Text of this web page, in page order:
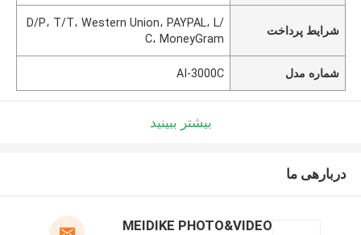
شرایط پرداخت
D/P، T/T، Western Union، PAYPAL، L/
C، MoneyGram
شماره مدل AI-3000C
بیشتر ببینید
دربارهی ما
MEIDIKE PHOTO&VIDEO